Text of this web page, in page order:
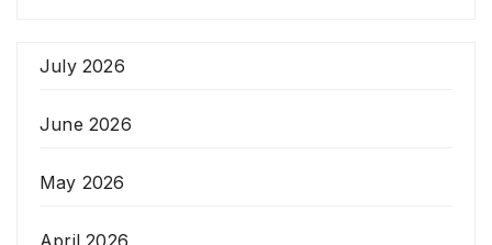
July 2026
June 2026
May 2026